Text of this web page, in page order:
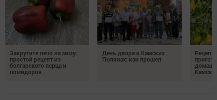
Закрутите лечо на зиму:
простой рецепт из
болгарского перца и
помидоров
День двора в Камских
Полянах: как прошел